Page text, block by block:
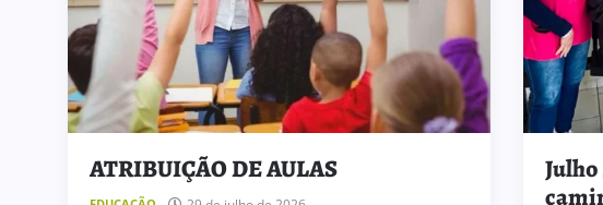
ATRIBUIÇÃO DE AULAS